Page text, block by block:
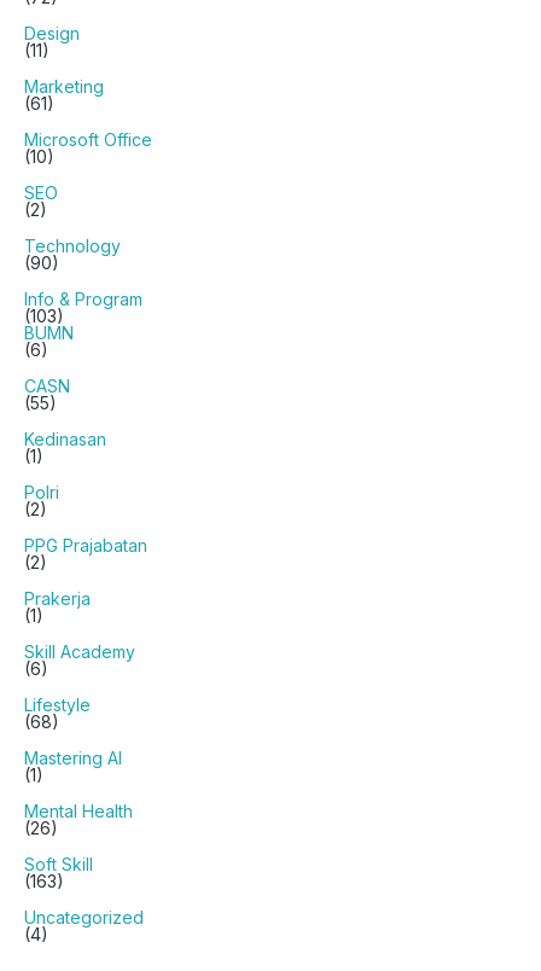
Design
(11)
Marketing
(61)
Microsoft Office
(10)
SEO
(2)
Technology
(90)
Info & Program
(103)
BUMN
(6)
CASN
(55)
Kedinasan
(1)
Polri
(2)
PPG Prajabatan
(2)
Prakerja
(1)
Skill Academy
(6)
Lifestyle
(68)
Mastering AI
(1)
Mental Health
(26)
Soft Skill
(163)
Uncategorized
(4)